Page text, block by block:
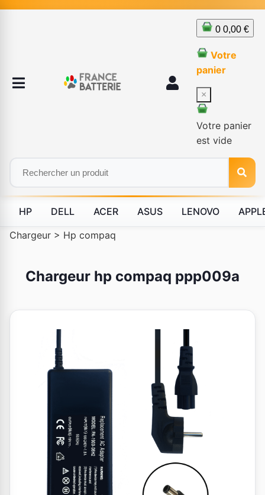
0 0,00 €
Votre
panier
×
Votre panier
est vide
HP DELL ACER ASUS LENOVO
Chargeur > Hp compaq
Chargeur hp compaq ppp009a